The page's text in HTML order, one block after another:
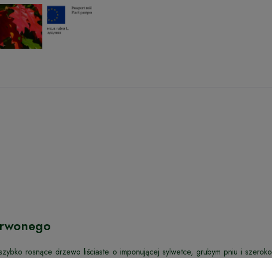
rosnące drzewo liściaste o imponującej sylwetce, grubym pniu i szeroko